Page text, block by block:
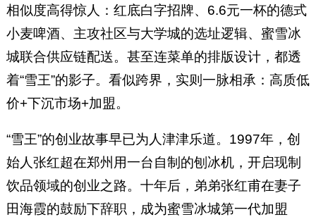
相似度高得惊人：红底白字招牌、6.6元一杯的德式
小麦啤酒、主攻社区与大学城的选址逻辑、蜜雪冰
城联合供应链配送。甚至连菜单的排版设计，都透
着“雪王”的影子。看似跨界，实则一脉相承：高质低
价+下沉市场+加盟。
“雪王”的创业故事早已为人津津乐道。1997年，创
始人张红超在郑州用一台自制的刨冰机，开启现制
饮品领域的创业之路。十年后，弟弟张红甫在妻子
田海霞的鼓励下辞职，成为蜜雪冰城第一代加盟